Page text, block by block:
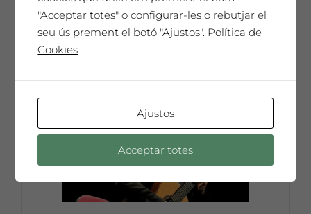
8 €
No disponible
"Acceptar totes" o configurar-les o rebutjar el
seu ús prement el botó "Ajustos". Política de
Cookies
Ajustos
Acceptar totes